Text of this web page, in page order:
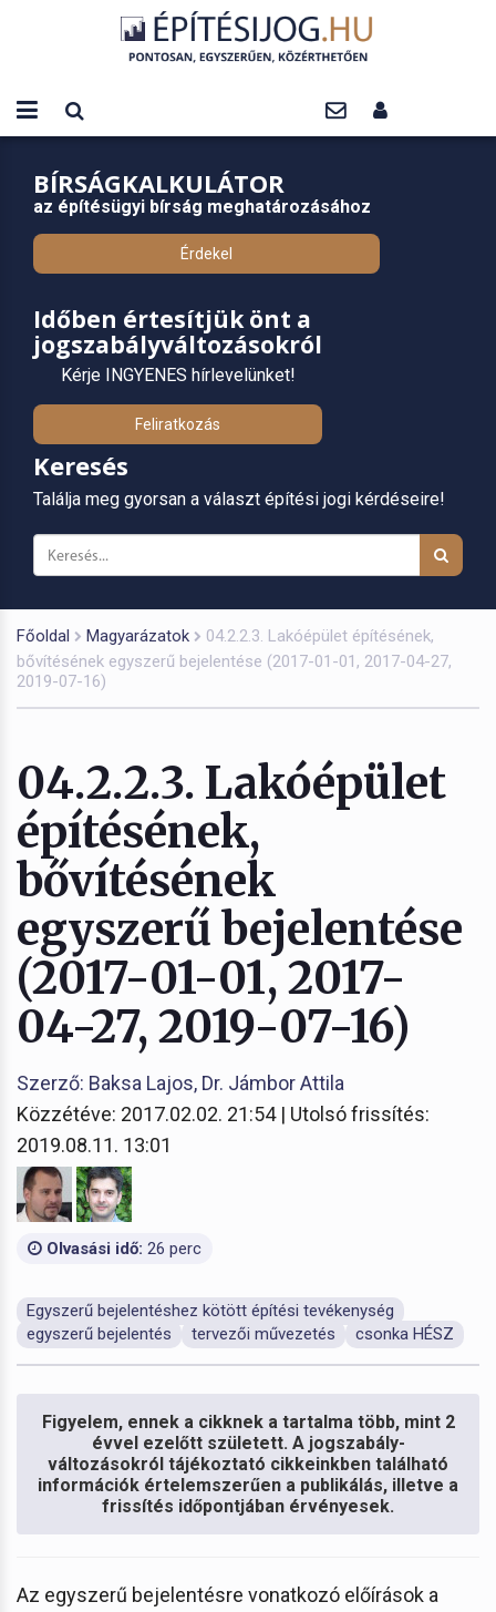
BÍRSÁGKALKULÁTOR
az építésügyi bírság meghatározásához
Érdekel
Időben értesítjük önt a
jogszabályváltozásokról
Kérje INGYENES hírlevelünket!
Feliratkozás
Keresés
Találja meg gyorsan a választ építési jogi kérdéseire!
Főoldal Magyarázatok
04.2.2.3. Lakóépület építésének,
bővítésének egyszerű bejelentése (2017-01-01, 2017-04-27,
2019-07-16)
04.2.2.3. Lakóépület
építésének,
bővítésének
egyszerű bejelentése
(2017-01-01, 2017-
04-27, 2019-07-16)
Szerző: Baksa Lajos, Dr. Jámbor Attila
Közzétéve: 2017.02.02. 21:54 | Utolsó frissítés:
2019.08.11. 13:01
Olvasási idő: 26 perc
Egyszerű bejelentéshez kötött építési tevékenység
egyszerű bejelentés
tervezői művezetés csonka HÉSZ
Figyelem, ennek a cikknek a tartalma több, mint 2
évvel ezelőtt született. A jogszabály-
változásokról tájékoztató cikkeinkben található
információk értelemszerűen a publikálás, illetve a
frissítés időpontjában érvényesek.
Az egyszerű bejelentésre vonatkozó előírások a